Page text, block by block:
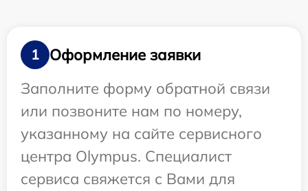
1
Оформление заявки
Заполните форму обратной связи
или позвоните нам по номеру,
указанному на сайте сервисного
центра Olympus. Специалист
сервиса свяжется с Вами для